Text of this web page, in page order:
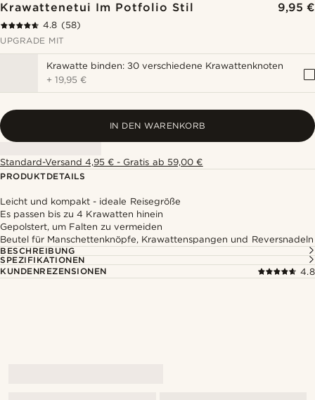
Krawattenetui Im Potfolio Stil 9,95 €
4.8 (58)
UPGRADE MIT
Krawatte binden: 30 verschiedene Krawattenknoten
+19,95 €
IN DEN WARENKORB
Standard-Versand 4,95 € - Gratis ab 59,00 €
PRODUKTDETAILS
Leicht und kompakt - ideale Reisegröße
Es passen bis zu 4 Krawatten hinein
Gepolstert, um Falten zu vermeiden
Beutel für Manschettenknöpfe, Krawattenspangen und Reversnadeln
BESCHREIBUNG
SPEZIFIKATIONEN
KUNDENREZENSIONEN
4.8